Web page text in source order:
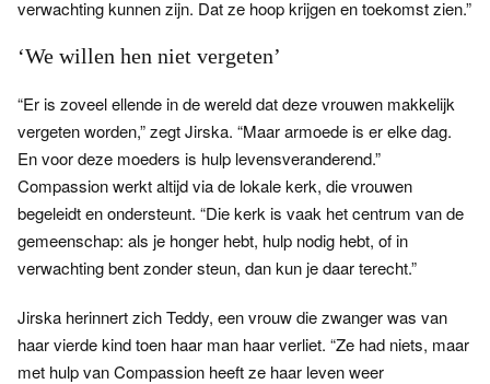
verwachting kunnen zijn. Dat ze hoop krijgen en toekomst zien.”
‘We willen hen niet vergeten’
“Er is zoveel ellende in de wereld dat deze vrouwen makkelijk
vergeten worden,” zegt Jirska. “Maar armoede is er elke dag.
En voor deze moeders is hulp levensveranderend.”
Compassion werkt altijd via de lokale kerk, die vrouwen
begeleidt en ondersteunt. “Die kerk is vaak het centrum van de
gemeenschap: als je honger hebt, hulp nodig hebt, of in
verwachting bent zonder steun, dan kun je daar terecht.”
Jirska herinnert zich Teddy, een vrouw die zwanger was van
haar vierde kind toen haar man haar verliet. “Ze had niets, maar
met hulp van Compassion heeft ze haar leven weer